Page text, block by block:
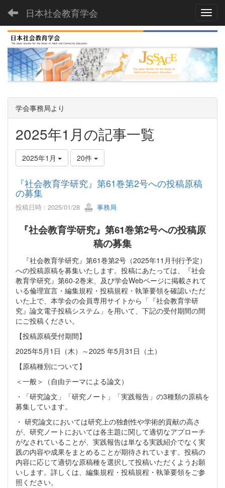
日本社会教育学会
学会事務局より
2025年1月の記事一覧
2025年1月 20件
『社会教育学研究』第61巻第2号への投稿原稿
の募集
投稿日時 : 2025/01/28 事務局
『社会教育学研究』第61巻第2号への投稿原
稿の募集
『社会教育学研究』第61巻第2号（2025年11月刊行予定）
への投稿原稿を募集いたします。投稿にあたっては、『社会
教育学研究』第60-2巻末、及び学会Webページに掲載されて
いる倫理宣言・編集規程・投稿規程・執筆要領を確認いただ
いた上で、本学会の会員専用サイトから「『社会教育学研
究』論文電子投稿システム」を用いて、下記の受付期間の間
にご投稿ください。
【投稿原稿受付期間】
2025年5月1日（木）～2025 年5月31日（土）
【原稿種別について】
＜一般＞（自由テーマによる論文）
・「研究論文」「研究ノート」「実践報告」の3種類の原稿を
募集しています。
・ 研究論文においては研究上の独創性や学術的貢献の高さ
が、研究ノートにおいては各主題に関して適切なアプローチ
がなされていることが、実践報告は単なる実践紹介でなく実
践の内容や成果をまとめることが期待されています。投稿の
内容に応じて適切な原稿種を選択して投稿いただくようお願
いします。詳しくは、編集規程・投稿規程・執筆要領をご参
照ください。